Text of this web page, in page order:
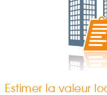
Estimer la valeur